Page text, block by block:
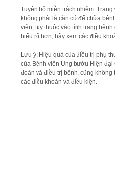
Tuyên bố miễn trách nhiệm:
không phải là căn cứ để chữa
viện, tùy thuộc vào tình trạng
hiểu rõ hơn, hãy xem các điều
Lưu ý: Hiệu quả của điều trị phụ
của Bệnh viện Ung bướu Hiện đại
đoán và điều trị bệnh, cũng không
các điều khoản và điều kiện.